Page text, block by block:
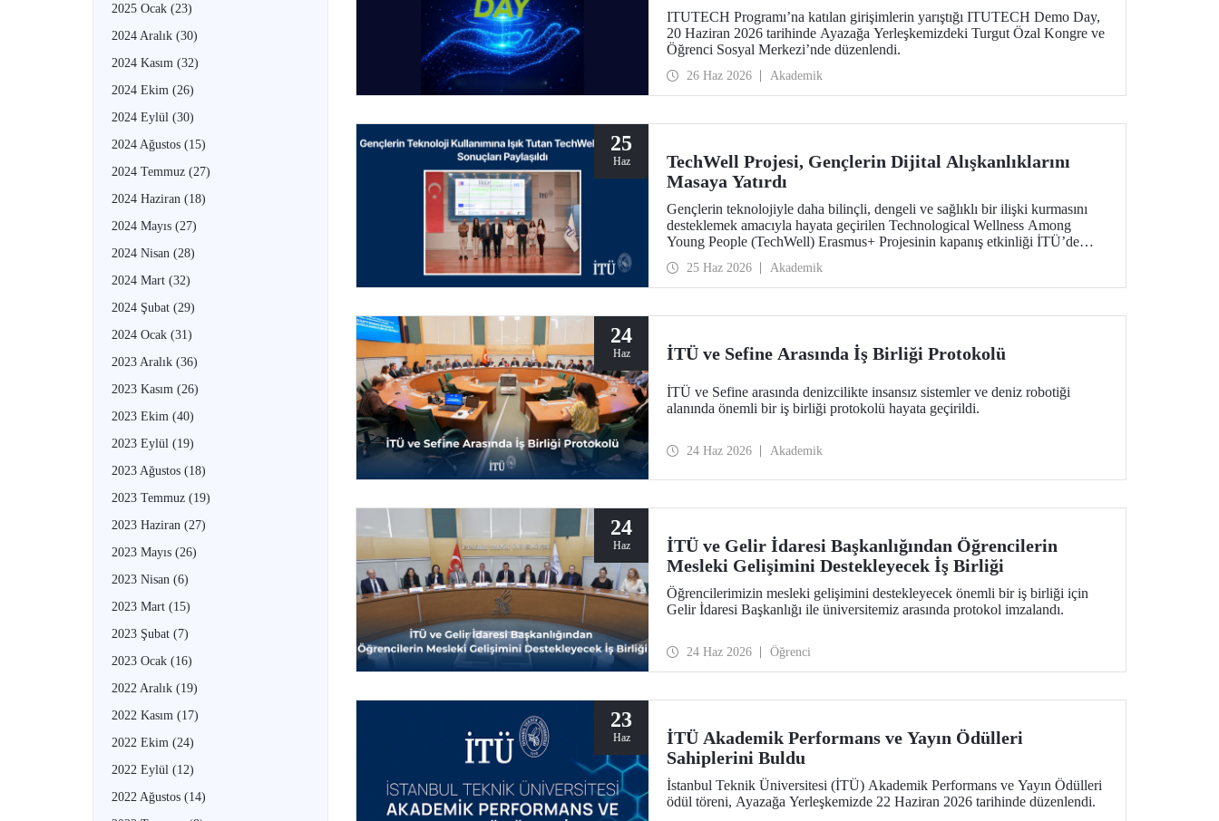
2025 Ocak (23)
2024 Aralık (30)
2024 Kasım (32)
2024 Ekim (26)
2024 Eylül (30)
2024 Ağustos (15)
2024 Temmuz (27)
2024 Haziran (18)
2024 Mayıs (27)
2024 Nisan (28)
2024 Mart (32)
2024 Şubat (29)
2024 Ocak (31)
2023 Aralık (36)
2023 Kasım (26)
2023 Ekim (40)
2023 Eylül (19)
2023 Ağustos (18)
2023 Temmuz (19)
2023 Haziran (27)
2023 Mayıs (26)
2023 Nisan (6)
2023 Mart (15)
2023 Şubat (7)
2023 Ocak (16)
2022 Aralık (19)
2022 Kasım (17)
2022 Ekim (24)
2022 Eylül (12)
2022 Ağustos (14)
ITUTECH Programı’na katılan girişimlerin yarıştığı ITUTECH Demo Day,
20 Haziran 2026 tarihinde Ayazağa Yerleşkemizdeki Turgut Özal Kongre ve
Öğrenci Sosyal Merkezi’nde düzenlendi.
26 Haz 2026 Akademik
25
Haz
TechWell Projesi, Gençlerin Dijital Alışkanlıklarını
Masaya Yatırdı
Gençlerin teknolojiyle daha bilinçli, dengeli ve sağlıklı bir ilişki kurmasını
desteklemek amacıyla hayata geçirilen Technological Wellness Among
Young People (TechWell) Erasmus+ Projesinin kapanış etkinliği İTÜ’de
gençlerin dijital refahını güçlendirmeye yönelik önemli veriler ortaya koydu.
25 Haz 2026 Akademik
24
Haz İTÜ ve Sefine Arasında İş Birliği Protokolü
İTÜ ve Sefine arasında denizcilikte insansız sistemler ve deniz robotiği
alanında önemli bir iş birliği protokolü hayata geçirildi.
24 Haz 2026 Akademik
24
Haz
İTÜ ve Gelir İdaresi Başkanlığından Öğrencilerin
Mesleki Gelişimini Destekleyecek İş Birliği
Öğrencilerimizin mesleki gelişimini destekleyecek önemli bir iş birliği için
Gelir İdaresi Başkanlığı ile üniversitemiz arasında protokol imzalandı.
24 Haz 2026 Öğrenci
23
Haz
İTÜ Akademik Performans ve Yayın Ödülleri
Sahiplerini Buldu
İstanbul Teknik Üniversitesi (İTÜ) Akademik Performans ve Yayın Ödülleri
ödül töreni, Ayazağa Yerleşkemizde 22 Haziran 2026 tarihinde düzenlendi.